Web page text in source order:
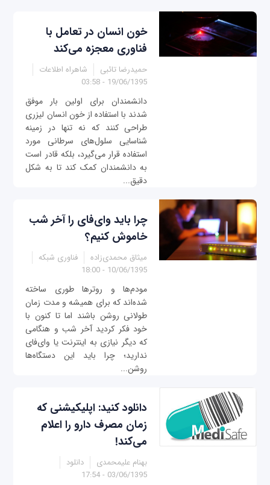
خون انسان در تعامل با
فناوری معجزه می‌کند
حمیدرضا تائبی
شاهراه اطلاعات
19/06/1395 - 03:58
دانشمندان برای اولین بار موفق
شدند با استفاده از خون انسان لیزری
طراحی کنند که نه تنها در زمینه
شناسایی سلول‌های سرطانی مورد
استفاده قرار می‌گیرد، بلکه قادر است
به دانشمندان کمک ‌کند تا به شکل
دقیق‌...
چرا باید وای‌فای را آخر شب
خاموش کنیم؟
میثاق محمدی‌زاده
فناوری شبکه
10/06/1395 - 18:00
مودم‌ها و روترها طوری ساخته
شده‌اند که برای همیشه و مدت زمان
طولانی روشن باشند اما تا کنون با
خود فکر کردید آخر شب و هنگامی
که دیگر نیازی به اینترنت یا وای‌فای
ندارید؛ چرا باید این دستگاه‌ها
روشن...
دانلود کنید: اپلیکیشنی که
زمان مصرف دارو را اعلام
می‌کند!
بهنام علیمحمدی
دانلود
03/06/1395 - 17:54